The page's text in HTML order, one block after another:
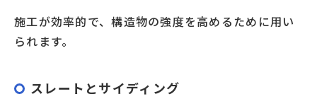
施工が効率的で、構造物の強度を高めるために用い
られます。
スレートとサイディング